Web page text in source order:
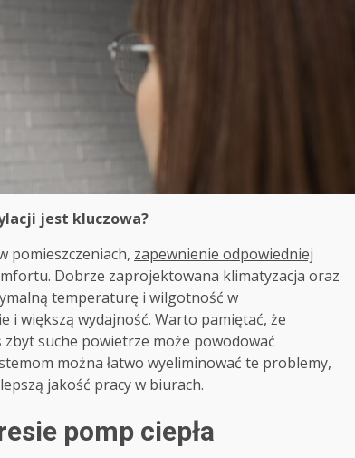
jest kluczowa?
pomieszczeniach, zapewnienie odpowiedniej
Dobrze zaprojektowana klimatyzacja oraz
temperaturę i wilgotność w
i większą wydajność. Warto pamiętać, że
suche powietrze może powodować
można łatwo wyeliminować te problemy,
jakość pracy w biurach.
pomp ciepła